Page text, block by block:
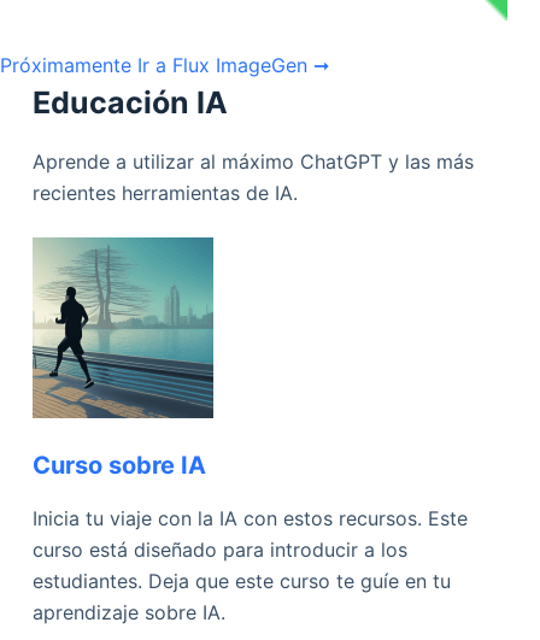
Próximamente Ir a Flux ImageGen ➞
Educación IA
Aprende a utilizar al máximo ChatGPT y las más
recientes herramientas de IA.
Curso sobre IA
Inicia tu viaje con la IA con estos recursos. Este
curso está diseñado para introducir a los
estudiantes. Deja que este curso te guíe en tu
aprendizaje sobre IA.